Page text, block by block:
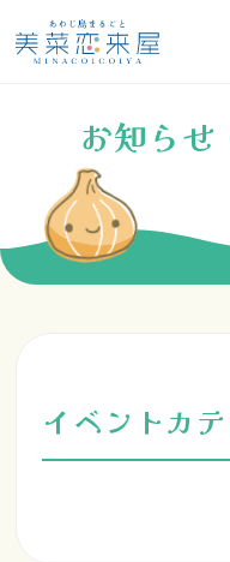
お知ら
イベントカ